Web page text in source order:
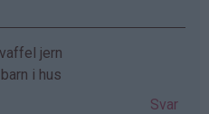
jern
i hus
Svar